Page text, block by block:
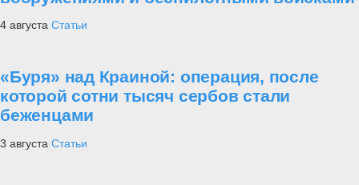
4 августа Статьи
«Буря» над Краиной: операция, после
которой сотни тысяч сербов стали
беженцами
3 августа Статьи